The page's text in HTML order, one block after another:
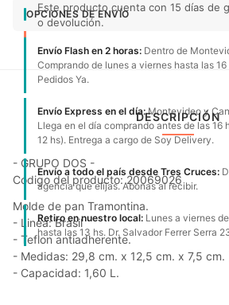
Este producto cuenta con 15 días de
o devolución.
OPCIONES DE ENVÍO
Envío Flash en 2 horas: Dentro de
Comprando de lunes a viernes hasta las
Pedidos Ya.
Envío Express en el día:Montevideo y
Llega en el día comprando antes de las 16
12 hs). Entrega a cargo de Soy Delivery.
Envío a todo el país desde Tres Cruces:
agencia que elijas. Abonas al recibir.
Retiro en nuestro local: Lunes a viernes
hasta las 13 hs. Dr. Salvador Ferrer Serra
DESCRIPCIÓN
- GRUPO DOS -
Código del producto: 20069026
Molde de pan Tramontina.
- Linea: Brasil
- Teflon antiadherente.
- Medidas: 29,8 cm. x 12,5 cm. x 7,5
- Capacidad: 1,60 L.